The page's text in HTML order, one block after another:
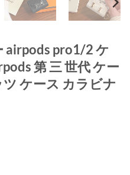
airpods pro1/2 ケ
第 三 世代 ケー
ケース カラビナ